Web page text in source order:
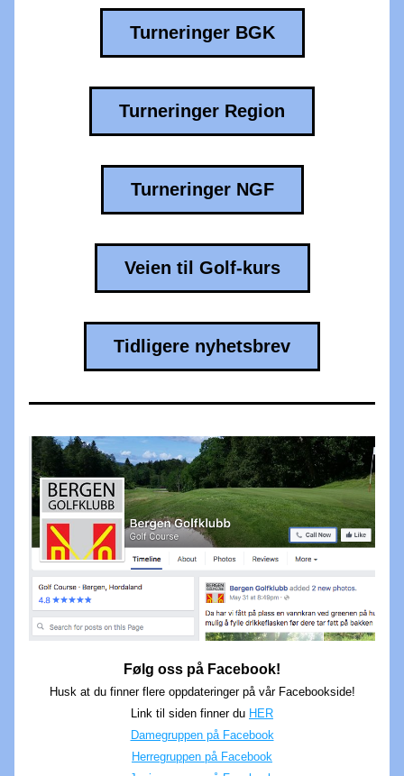
Turneringer BGK
Turneringer Region
Turneringer NGF
Veien til Golf-kurs
Tidligere nyhetsbrev
Følg oss på Facebook!
Husk at du finner flere oppdateringer på vår Facebookside!
Link til siden finner du HER
Damegruppen på Facebook
Herregruppen på Facebook